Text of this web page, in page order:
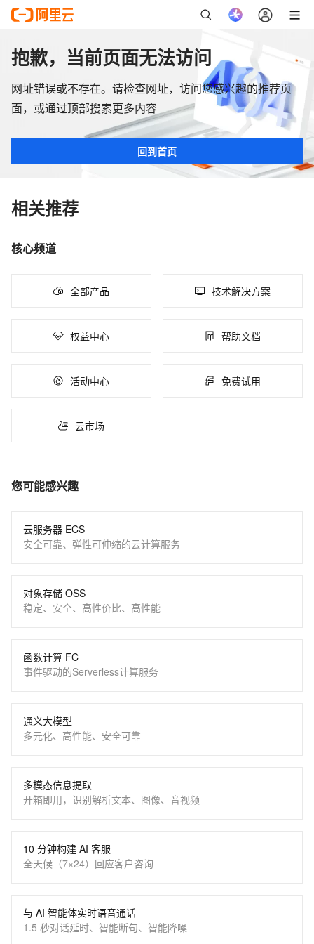
抱歉，当前页面无法访问
网址错误或不存在。请检查网址，访问您感兴趣的推荐页
面，或通过顶部搜索更多内容
回到首页
相关推荐
核心频道
全部产品 技术解决方案
权益中心 帮助文档
活动中心 免费试用
云市场
您可能感兴趣
云服务器 ECS
安全可靠、弹性可伸缩的云计算服务
对象存储 OSS
稳定、安全、高性价比、高性能
函数计算 FC
事件驱动的Serverless计算服务
通义大模型
多元化、高性能、安全可靠
多模态信息提取
开箱即用，识别解析文本、图像、音视频
10 分钟构建 AI 客服
全天候（7×24）回应客户咨询
与 AI 智能体实时语音通话
1.5 秒对话延时、智能断句、智能降噪